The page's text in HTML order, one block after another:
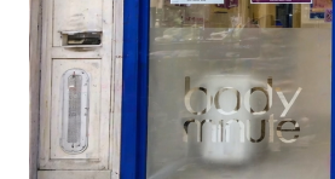
compléter votre routine beauté
professionnels tout en découvrant un
accessoire ou un indispensable qui
accompagnera au quotidien.
DÉCOUVRIR